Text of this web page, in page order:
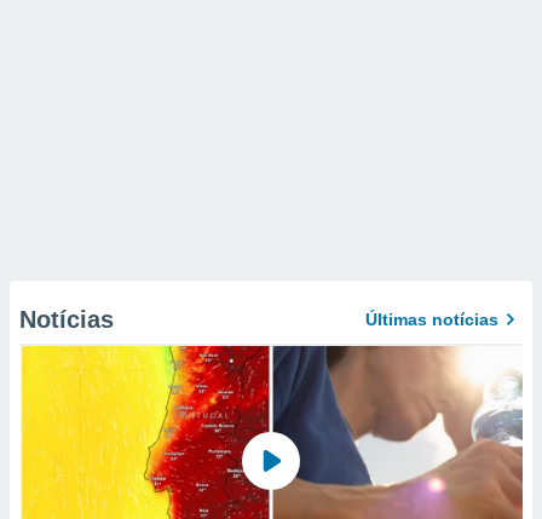
Notícias Últimas notícias